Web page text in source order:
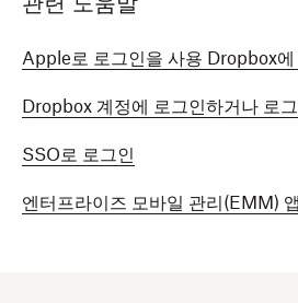
Apple로 로그인을 사용 Dropbox에
Dropbox 계정에 로그인하거나 로
SSO로 로그인
엔터프라이즈 모바일 관리(EMM)